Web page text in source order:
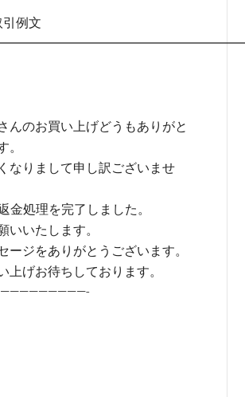
例文
んのお買い上げどうもありがと
。
なりまして申し訳ございませ
金処理を完了しました。
いいたします。
ージをありがとうございます。
上げお待ちしております。